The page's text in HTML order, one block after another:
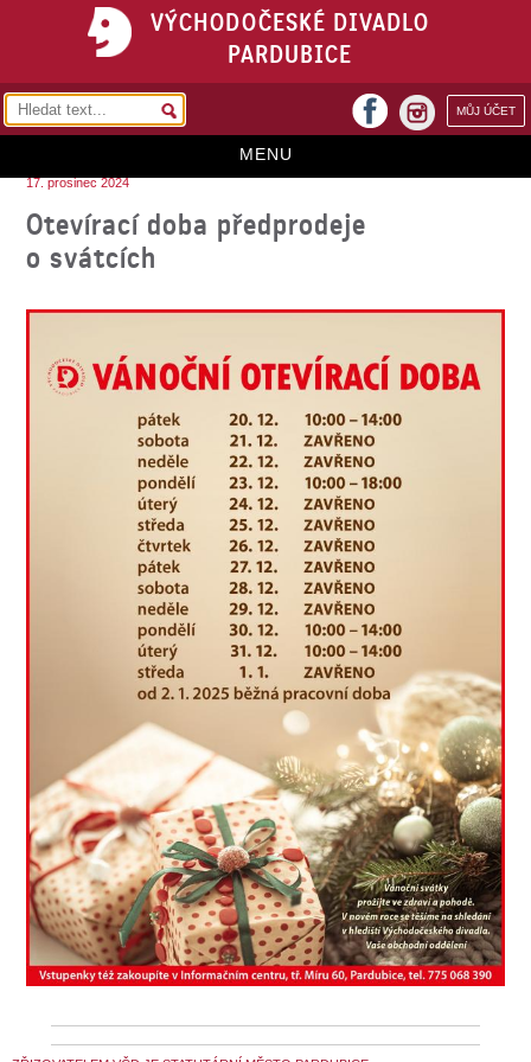
VÝCHODOČESKÉ DIVADLO
PARDUBICE
MŮJ ÚČET
facebook
MENU
PŘEDPLATNÉ
KONTAKTY
O DIVADLE
SOUBOR
DÁLE NABÍZÍME
17. prosinec 2024
Otevírací doba předprodeje
o svátcích